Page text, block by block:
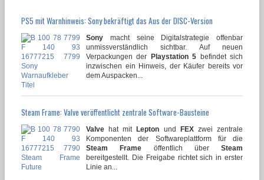
PS5 mit Warnhinweis: Sony bekräftigt das Aus der DISC-Version
Sony macht seine Digitalstrategie offenbar
unmissverständlich sichtbar. Auf neuen
Verpackungen der Playstation 5 befindet sich
inzwischen ein Hinweis, der Käufer bereits vor
dem Auspacken...
Steam Frame: Valve veröffentlicht zentrale Software-Bausteine
Valve hat mitLepton und FEXzwei zentrale
Komponenten der Softwareplattform für die
Steam Frame öffentlich über Steam
bereitgestellt. Die Freigabe richtet sich in erster
Linie an...